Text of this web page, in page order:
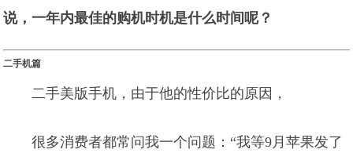
说，一年内最佳的购机时机是什么时间呢？
二手机篇
二手美版手机，由于他的性价比的原因，
很多消费者都常问我一个问题：“我等9月苹果发了